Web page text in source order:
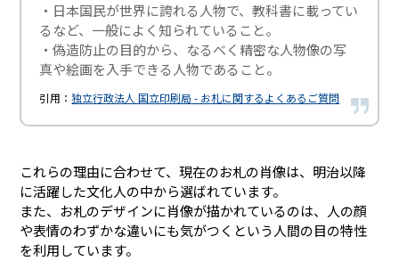
・日本国民が世界に誇れる人物で、教科書に載ってい
るなど、一般によく知られていること。
・偽造防止の目的から、なるべく精密な人物像の写
真や絵画を入手できる人物であること。
引用：独立行政法人 国立印刷局 - お札に関するよくあるご質問
これらの理由に合わせて、現在のお札の肖像は、明治以降
に活躍した文化人の中から選ばれています。
また、お札のデザインに肖像が描かれているのは、人の顔
や表情のわずかな違いにも気がつくという人間の目の特性
を利用しています。